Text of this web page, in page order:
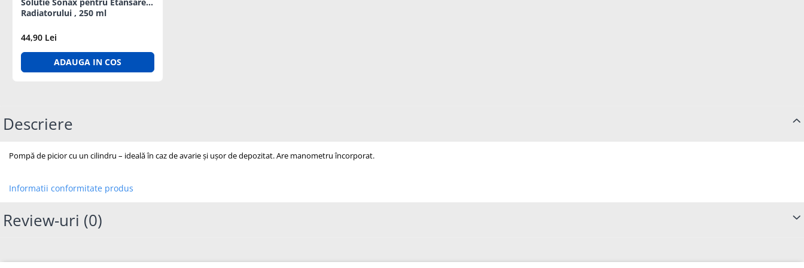
Diagrame Tahograf
Radiatorului , 250 ml
44,90 Lei
ADAUGA IN COS
Descriere
Pompă de picior cu un cilindru – ideală în caz de avarie și ușor de depozitat. Are manometru încorporat.
Informatii conformitate produs
Review-uri (0)